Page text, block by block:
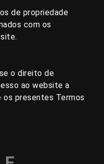
de propriedade
com os
o direito de
ao website a
os presentes Termos